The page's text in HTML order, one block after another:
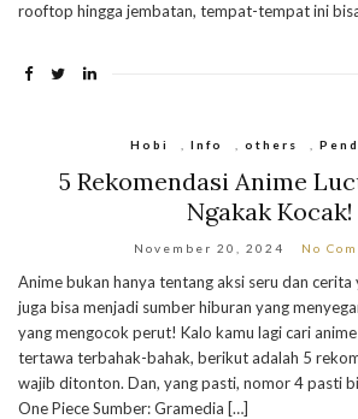
rooftop hingga jembatan, tempat-tempat ini
Hobi Info others
5 Rekomendasi Anime
Ngakak Kocak!
November 20, 2024 No
Anime bukan hanya tentang aksi seru dan
juga bisa menjadi sumber hiburan yang
yang mengocok perut! Kalo kamu lagi cari
tertawa terbahak-bahak, berikut adalah 5
wajib ditonton. Dan, yang pasti, nomor 4 pasti
One Piece Sumber: Gramedia […]